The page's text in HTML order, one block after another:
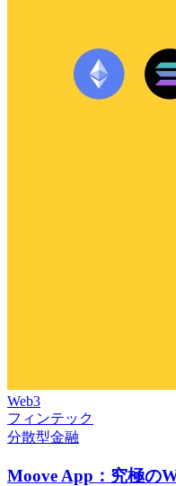
Web3
フィンテック
分散型金融
Moove App：究極の